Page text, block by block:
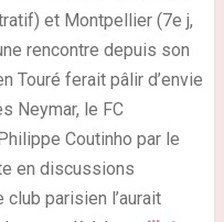
et Montpellier (7e j,
rencontre depuis son
Touré ferait pâlir d’envie
Neymar, le FC
Coutinho par le
en discussions
parisien l’aurait